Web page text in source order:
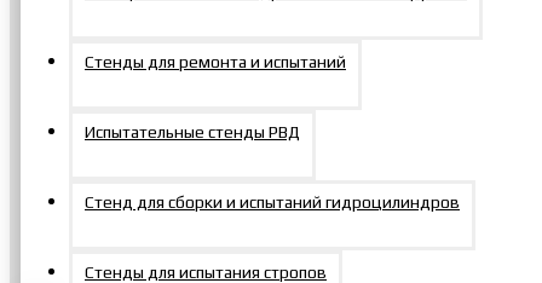
Стенды для ремонта и испытаний
Испытательные стенды РВД
Стенд для сборки и испытаний гидроцилиндров
Стенды для испытания стропов
домкратов ОПД20
в заказ
закладкисравнение